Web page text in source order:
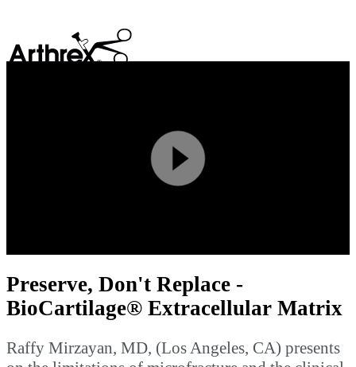
Play
Video
Preserve, Don't Replace -
BioCartilage® Extracellular Matrix
Raffy Mirzayan, MD, (Los Angeles, CA) presents